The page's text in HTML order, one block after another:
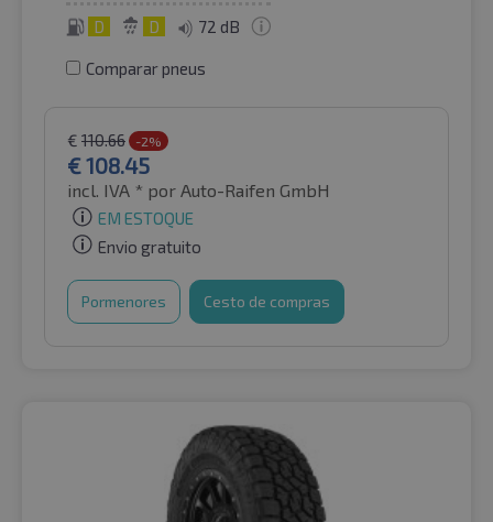
D D 72 dB
Comparar pneus
€ 110.66 -2%
€108.45
incl. IVA * por Auto-Raifen GmbH
EM ESTOQUE
Envio gratuito
Pormenores Cesto de compras